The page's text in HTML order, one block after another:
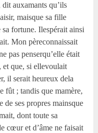
auxamants qu’ils
maisque sa fille
fortune. Ilespérait ainsi
Mon pèreconnaissait
pas penserqu’elle était
et que, si ellevoulait
il serait heureux dela
fût ; tandis que mamère,
de ses propres mainsque
dont toute sa
cœur et d’âme ne faisait